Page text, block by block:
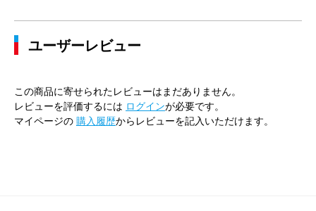
ユーザーレビュー
この商品に寄せられたレビューはまだありません。
レビューを評価するには ログインが必要です。
マイページの 購入履歴からレビューを記入いただけます。